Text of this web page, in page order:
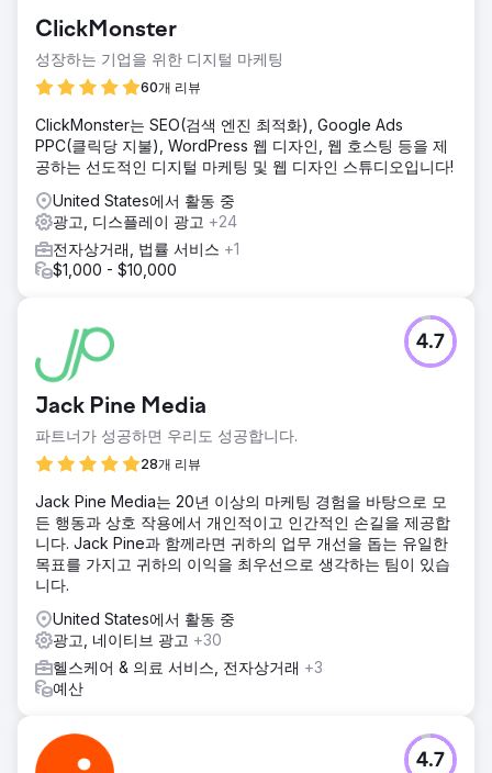
ClickMonster
성장하는 기업을 위한 디지털 마케팅
60개 리뷰
ClickMonster는 SEO(검색 엔진 최적화), Google Ads
PPC(클릭당 지불), WordPress 웹 디자인, 웹 호스팅 등을 제
공하는 선도적인 디지털 마케팅 및 웹 디자인 스튜디오입니다!
United States에서 활동 중
광고, 디스플레이 광고 +24
전자상거래, 법률 서비스 +1
$1,000 - $10,000
Jack Pine Media
파트너가 성공하면 우리도 성공합니다.
28개 리뷰
4.7
Jack Pine Media는 20년 이상의 마케팅 경험을 바탕으로 모
든 행동과 상호 작용에서 개인적이고 인간적인 손길을 제공합
니다. Jack Pine과 함께라면 귀하의 업무 개선을 돕는 유일한
목표를 가지고 귀하의 이익을 최우선으로 생각하는 팀이 있습
니다.
United States에서 활동 중
광고, 네이티브 광고 +30
헬스케어 & 의료 서비스, 전자상거래 +3
예산
4.7